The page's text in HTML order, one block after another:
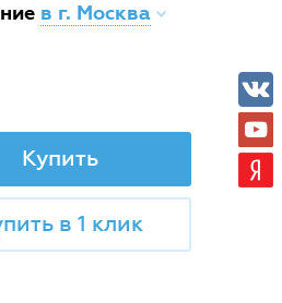
в г. Москва
Купить
в 1 клик